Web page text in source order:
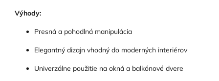
Výhody:
Presná a pohodlná manipulácia
Elegantný dizajn vhodný do moderných interiérov
Univerzálne použitie na okná a balkónové dvere